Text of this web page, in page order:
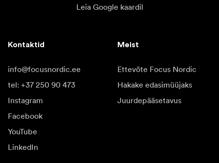
Leia Google kaardil
Kontaktid
info@focusnordic.ee
tel: +37 250 90 473
Instagram
Facebook
YouTube
LinkedIn
Meist
Ettevõte Focus Nordic
Hakake edasimüüjaks
Juurdepääsetavus